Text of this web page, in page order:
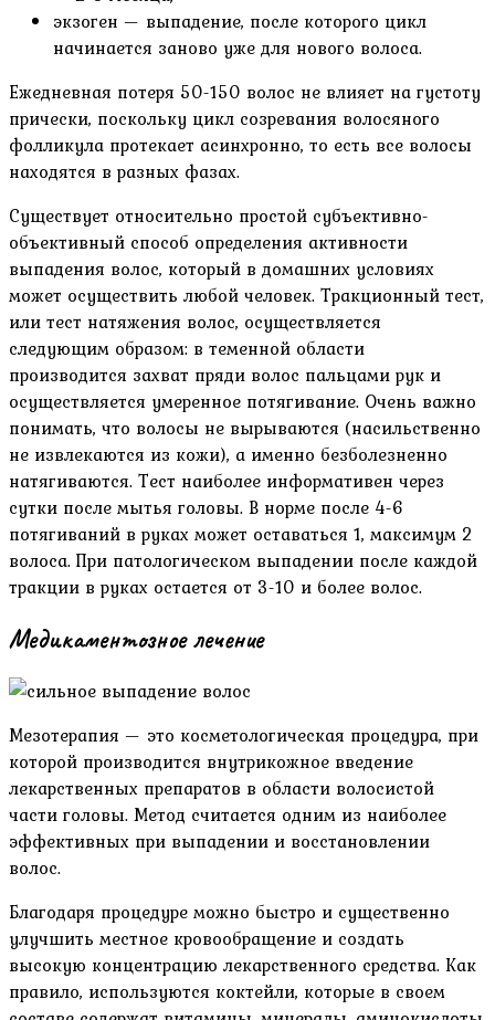
экзоген — выпадение, после которого цикл
начинается заново уже для нового волоса.
Ежедневная потеря 50-150 волос не влияет на густоту
прически, поскольку цикл созревания волосяного
фолликула протекает асинхронно, то есть все волосы
находятся в разных фазах.
Существует относительно простой субъективно-
объективный способ определения активности
выпадения волос, который в домашних условиях
может осуществить любой человек. Тракционный тест,
или тест натяжения волос, осуществляется
следующим образом: в теменной области
производится захват пряди волос пальцами рук и
осуществляется умеренное потягивание. Очень важно
понимать, что волосы не вырываются (насильственно
не извлекаются из кожи), а именно безболезненно
натягиваются. Тест наиболее информативен через
сутки после мытья головы. В норме после 4-6
потягиваний в руках может оставаться 1, максимум 2
волоса. При патологическом выпадении после каждой
тракции в руках остается от 3-10 и более волос.
Медикаментозное лечение
Мезотерапия — это косметологическая процедура, при
которой производится внутрикожное введение
лекарственных препаратов в области волосистой
части головы. Метод считается одним из наиболее
эффективных при выпадении и восстановлении
волос.
Благодаря процедуре можно быстро и существенно
улучшить местное кровообращение и создать
высокую концентрацию лекарственного средства. Как
правило, используются коктейли, которые в своем